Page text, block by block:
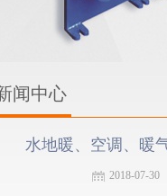
闻中心
水地暖、空调、暖
2018-07-30